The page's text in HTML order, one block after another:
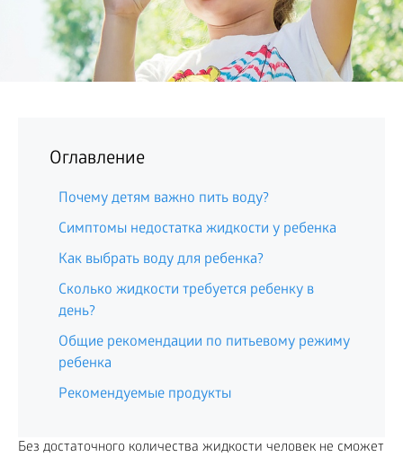
Оглавление
Почему детям важно пить воду?
Симптомы недостатка жидкости у ребенка
Как выбрать воду для ребенка?
Сколько жидкости требуется ребенку в
день?
Общие рекомендации по питьевому режиму
ребенка
Рекомендуемые продукты
Без достаточного количества жидкости человек не сможет